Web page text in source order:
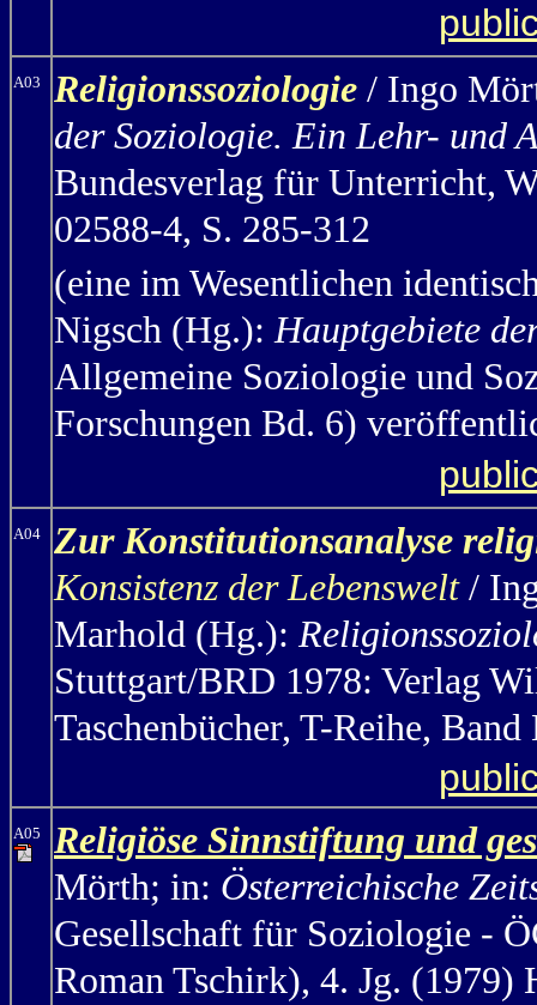
A03 Religionssoziologie / Ingo
der Soziologie. Ein Lehr- und
Bundesverlag für Unterricht,
02588-4, S. 285-312
(eine im Wesentlichen
Nigsch (Hg.):Hauptgebiete
Allgemeine Soziologie und
Forschungen Bd. 6)
A04
Zur Konstitutionsanalyse
Konsistenz der Lebenswelt /
Marhold (Hg.):
Stuttgart/BRD 1978: Verlag
Taschenbücher, T-Reihe,
A05
Religiöse Sinnstiftung und
Mörth; in: Österreichische
Gesellschaft für Soziologie -
Roman Tschirk), 4. Jg. (1979)